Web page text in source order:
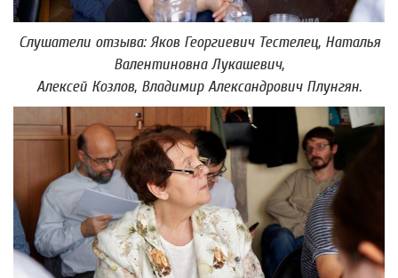
Слушатели отзыва: Яков Георгиевич Тестелец, Наталья
Валентиновна Лукашевич,
Алексей Козлов, Владимир Александрович Плунгян.